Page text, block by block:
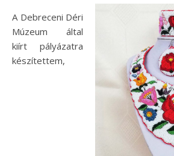
A Debreceni Déri
Múzeum által
kiírt pályázatra
készítettem,